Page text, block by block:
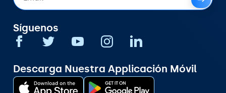
Síguenos
Descarga Nuestra Applicación Móvil